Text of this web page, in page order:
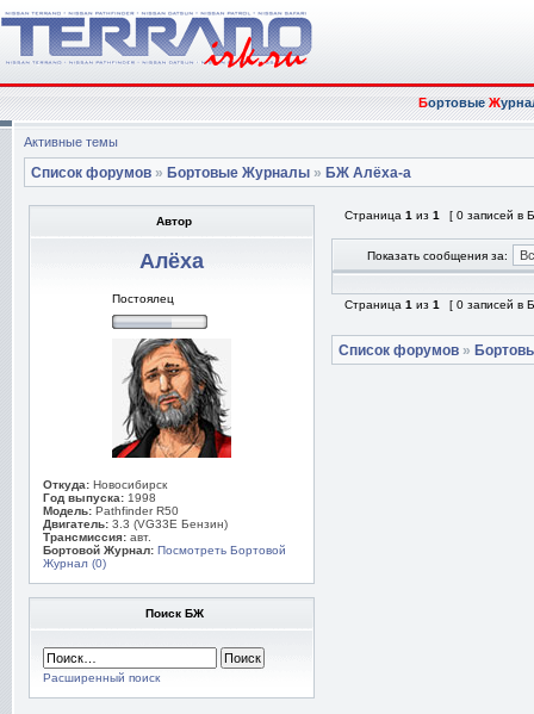
БортовыеЖ
Активные темы
Список форумов » Бортовые Журналы » БЖ Алёха-а
Автор
Алёха
Постоялец
Откуда: Новосибирск
Год выпуска: 1998
Модель: Pathfinder R50
Двигатель: 3.3 (VG33E Бензин)
Трансмиссия: авт.
Бортовой Журнал: Посмотреть Бортовой
Журнал (0)
Поиск БЖ
Расширенный поиск
Страница 1 из 1 [ 0 записей в
Показать сообщения за:
Страница 1 из 1 [ 0 записей в
Список форумов »